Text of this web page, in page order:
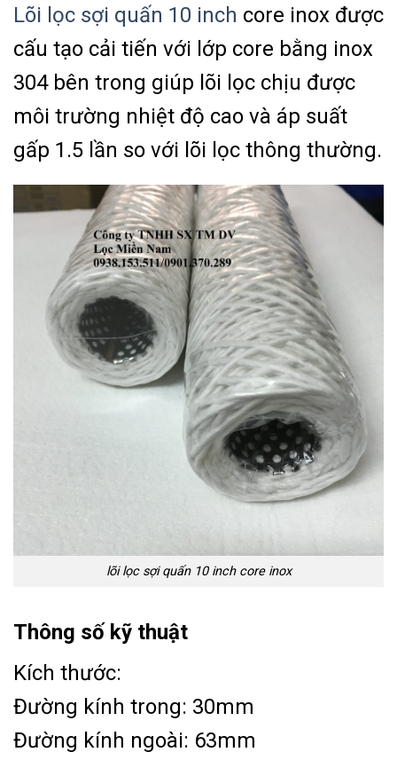
Lõi lọc sợi quấn 10 inch core inox được
cấu tạo cải tiến với lớp core bằng inox
304 bên trong giúp lõi lọc chịu được
môi trường nhiệt độ cao và áp suất
gấp 1.5 lần so với lõi lọc thông thường.
lõi lọc sợi quấn 10 inch core inox
Thông số kỹ thuật
Kích thước:
Đường kính trong: 30mm
Đường kính ngoài: 63mm